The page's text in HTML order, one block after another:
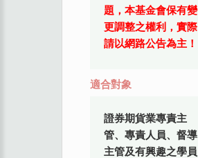
題，本基金會保有變
更調整之權利，實際
請以網路公告為主！
適合對象
證券期貨業專責主
管、專責人員、督導
主管及有興趣之學員